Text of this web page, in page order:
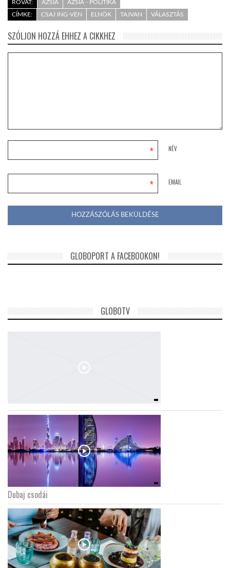
ROVAT: ÁZSIA
ÁZSIA - POLITIKA
CÍMKE:
CSAJ ING-VEN ELNÖK TAJVAN VÁLASZTÁS
SZÓLJON HOZZÁ EHHEZ A CIKKHEZ
NÉV
*
EMAIL
*
GLOBOPORT A FACEBOOKON!
GLOBOTV
Dubaj csodái